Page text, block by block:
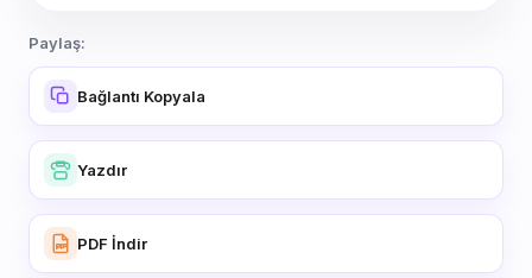
Paylaş:
Bağlantı Kopyala
Yazdır
PDF İndir